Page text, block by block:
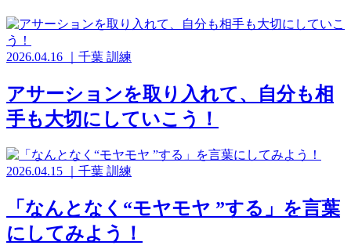
2026.04.16 千葉 訓練
アサーションを取り入れて、自分も相
手も大切にしていこう！
2026.04.15 千葉 訓練
「なんとなく“モヤモヤ ”する」を言葉
にしてみよう！